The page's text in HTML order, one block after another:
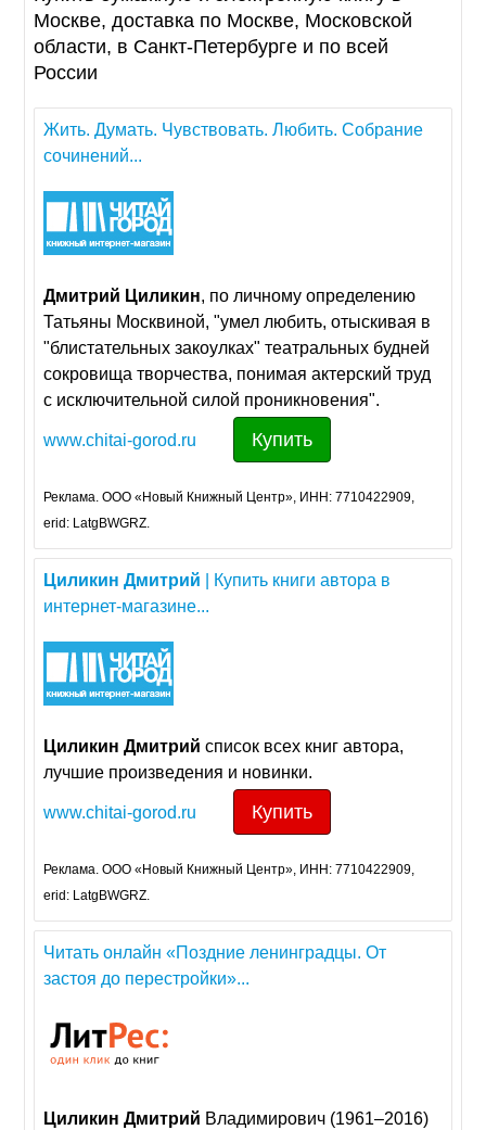
Москве, доставка по Москве, Московской
области, в Санкт-Петербурге и по всей
России
Жить. Думать. Чувствовать. Любить. Собрание
сочинений...
Дмитрий Циликин, по личному определению
Татьяны Москвиной, "умел любить, отыскивая в
"блистательных закоулках" театральных будней
сокровища творчества, понимая актерский труд
с исключительной силой проникновения".
www.chitai-gorod.ru Купить
Реклама. ООО «Новый Книжный Центр», ИНН: 7710422909,
erid: LatgBWGRZ.
Циликин Дмитрий | Купить книги автора в
интернет-магазине...
Циликин Дмитрий cписок всех книг авторa,
лучшие произведения и новинки.
www.chitai-gorod.ru Купить
Реклама. ООО «Новый Книжный Центр», ИНН: 7710422909,
erid: LatgBWGRZ.
Читать онлайн «Поздние ленинградцы. От
застоя до перестройки»...
Циликин Дмитрий Владимирович (1961–2016)